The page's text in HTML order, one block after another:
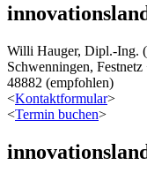
Willi Hauger, Dipl.-Ing.
Schwenningen,
48882 (empfohlen)
<Kontaktformular>
<Termin buchen>